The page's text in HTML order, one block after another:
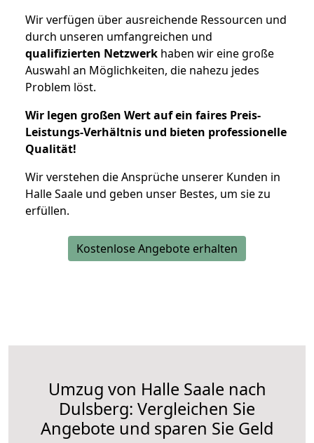
Wir verfügen über ausreichende Ressourcen und
durch unseren umfangreichen und
qualifizierten Netzwerk haben wir eine große
Auswahl an Möglichkeiten, die nahezu jedes
Problem löst.
Wir legen großen Wert auf ein faires Preis-
Leistungs-Verhältnis und bieten professionelle
Qualität!
Wir verstehen die Ansprüche unserer Kunden in
Halle Saale und geben unser Bestes, um sie zu
erfüllen.
Kostenlose Angebote erhalten
Umzug von Halle Saale nach
Dulsberg: Vergleichen Sie
Angebote und sparen Sie Geld